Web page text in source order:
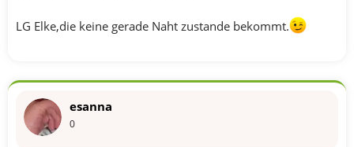
LG Elke,die keine gerade Naht zustande bekommt.
esanna
0